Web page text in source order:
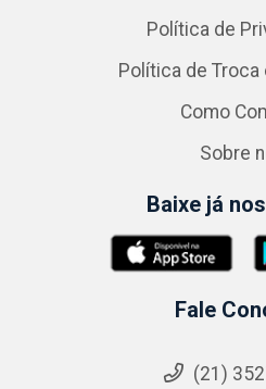
Política de
Política de Troca
Como
Sobre
Baixe já
Fale
(21)